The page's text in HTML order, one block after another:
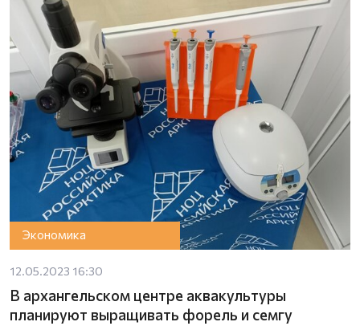
Экономика
12.05.2023 16:30
В архангельском центре аквакультуры
планируют выращивать форель и семгу